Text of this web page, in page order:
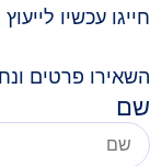
חייגו עכשיו
השאירו פרטים
שם